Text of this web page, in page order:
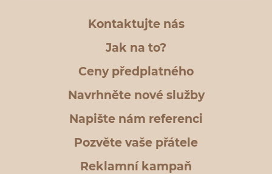
Kontaktujte nás
Jak na to?
Ceny předplatného
Navrhněte nové služby
Napište nám referenci
Pozvěte vaše přátele
Reklamní kampaň